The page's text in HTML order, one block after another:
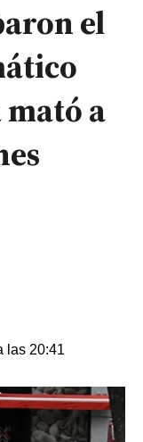
el
a
las 20:41